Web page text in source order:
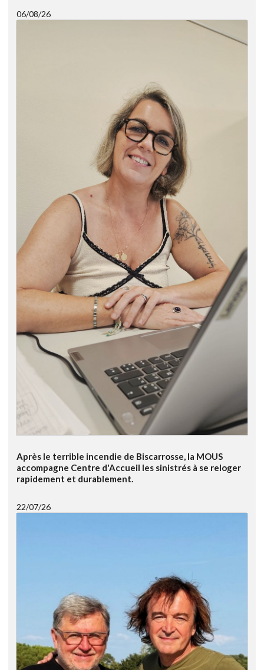
06/08/26
Après le terrible incendie de Biscarrosse, la MOUS
accompagne Centre d'Accueil les sinistrés à se reloger
rapidement et durablement.
22/07/26